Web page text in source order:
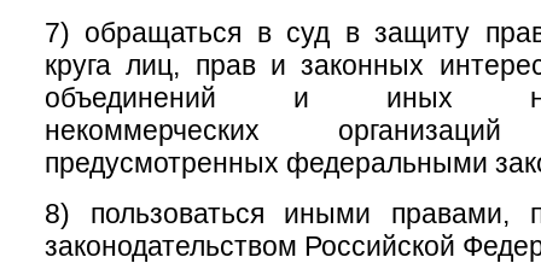
7) обращаться в суд в защиту
круга лиц, прав и законных
объединений и иных
некоммерческих
предусмотренных федеральными
8) пользоваться иными правами,
законодательством Российской